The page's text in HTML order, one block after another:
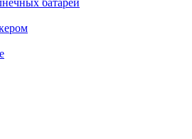
батарей